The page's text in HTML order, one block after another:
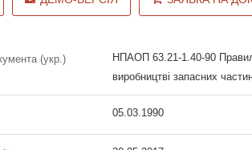
(укр.)
НПАОП 63.21-1.40-90
виробництві запасних
05.03.1990